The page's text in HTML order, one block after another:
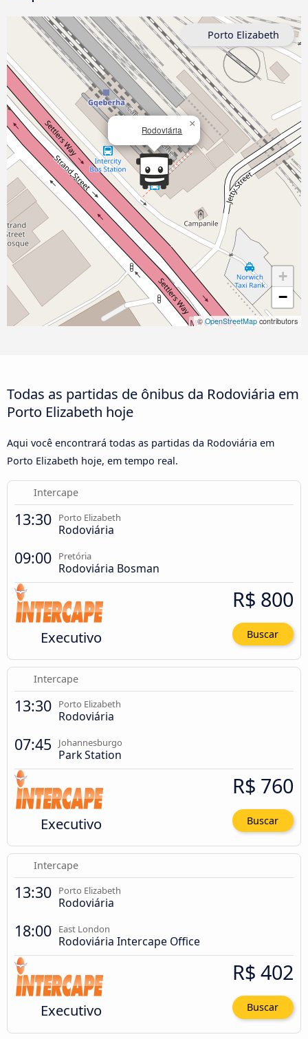
Rodoviária
×
+
−
©OpenStreetMap contributors
Porto Elizabeth
Todas as partidas de ônibus da Rodoviária em
Porto Elizabeth hoje
Aqui você encontrará todas as partidas da Rodoviária em
Porto Elizabeth hoje, em tempo real.
Intercape
13:30 Porto Elizabeth
Rodoviária
09:00 Pretória
Rodoviária Bosman
Executivo
R$ 800
Buscar
Intercape
13:30 Porto Elizabeth
Rodoviária
07:45 Johannesburgo
Park Station
Executivo
R$ 760
Buscar
Intercape
13:30 Porto Elizabeth
Rodoviária
18:00 East London
Rodoviária Intercape Office
Executivo
R$ 402
Buscar